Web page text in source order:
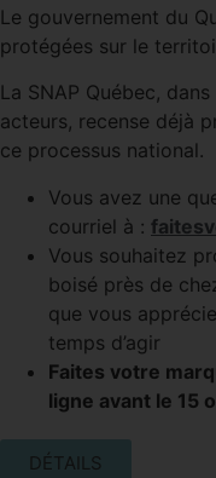
Le gouvernement du
protégées sur le
La SNAP Québec,
acteurs, recense déjà
ce processus national.
Vous avez une
courriel à :
Vous souhaitez
boisé près de
que vous
temps d’agir
Faites votre
ligne avant le 15
DÉTAILS